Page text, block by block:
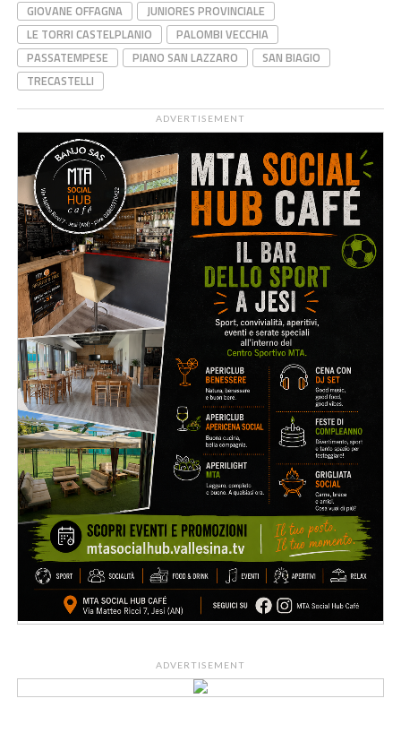
GIOVANE OFFAGNA
JUNIORES PROVINCIALE
LE TORRI CASTELPLANIO
PALOMBI VECCHIA
PASSATEMPESE
PIANO SAN LAZZARO
SAN BIAGIO
TRECASTELLI
ADVERTISEMENT
ADVERTISEMENT